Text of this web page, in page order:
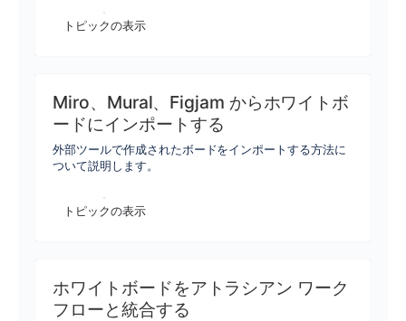
トピックの表示
Miro、Mural、Figjam からホワイトボ
ードにインポートする
外部ツールで作成されたボードをインポートする方法に
ついて説明します。
トピックの表示
ホワイトボードをアトラシアン ワーク
フローと統合する